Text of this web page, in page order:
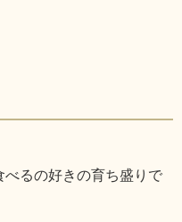
るの好きの育ち盛りで